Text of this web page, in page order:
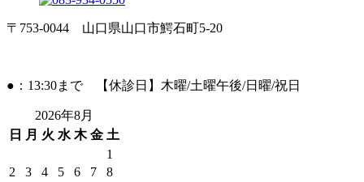
〒753-0044 山口県山口市鰐石町5-20
●：13:30まで 【休診日】木曜/土曜午後/日曜/祝日
2026年8月
日
月 火 水 木 金 土
1
2
3 4 5 6 7
8